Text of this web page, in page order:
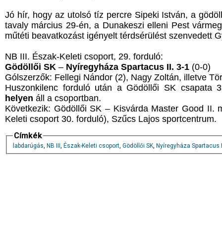
Jó hír, hogy az utolsó tíz percre Sipeki István, a
tavaly március 29-én, a Dunakeszi elleni Pest
műtéti beavatkozást igényelt térdsérülést szenvedett
NB III. Észak-Keleti csoport, 29. forduló:
Gödöllői SK – Nyíregyháza Spartacus II. 3-1 (0-0)
Gólszerzők: Fellegi Nándor (2), Nagy Zoltán, illetve
Huszonkilenc forduló után a Gödöllői SK csapata
helyen áll a csoportban.
Következik: Gödöllői SK – Kisvárda Master Good II.
Keleti csoport 30. forduló), Szűcs Lajos sportcentrum.
Címkék
labdarúgás, NB III , Észak-Keleti csoport, Gödöllői SK, Nyíregyháza Spartacus